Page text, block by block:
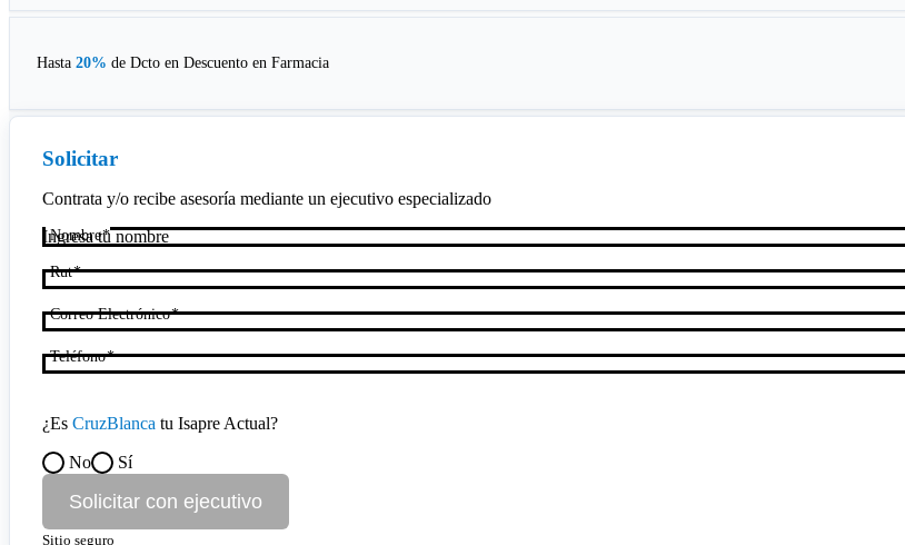
Hasta 20% de Dcto en Descuento en Farmacia
Solicitar
Contrata y/o recibe asesoría mediante un ejecutivo especializado
Nombre
Rut
Correo Electrónico
Teléfono
¿Es CruzBlanca tu Isapre Actual?
No Sí
Solicitar con ejecutivo
Sitio seguro